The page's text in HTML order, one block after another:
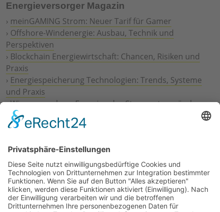
Energieversorger Magazin
› meinGAMING Strom: Neuer Tarif für Gamer
› Offshore-Windenergie: Ausbau, Technik und
Perspektiven
› Blockchain Energiewirtschaft: Chancen, Risiken und
Praxis
› Energiespeicherung Technologien: Trends, Systeme
und Praxis
›Wie erneuerbare Energien das Stromnetz verändern
Digitalisierung Energiewirtschaft: Effizienz, Netze und
Prozesse
Geschäftsmodelle
›Vorstandswechsel Westenergie: Böddeling übernimmt
befristet
›Wasserstoff-Hochlauf: Dialog, Infrastruktur und
konkrete Schritte
›Solaranlage Regenbogenfarben: FC St. Pauli und